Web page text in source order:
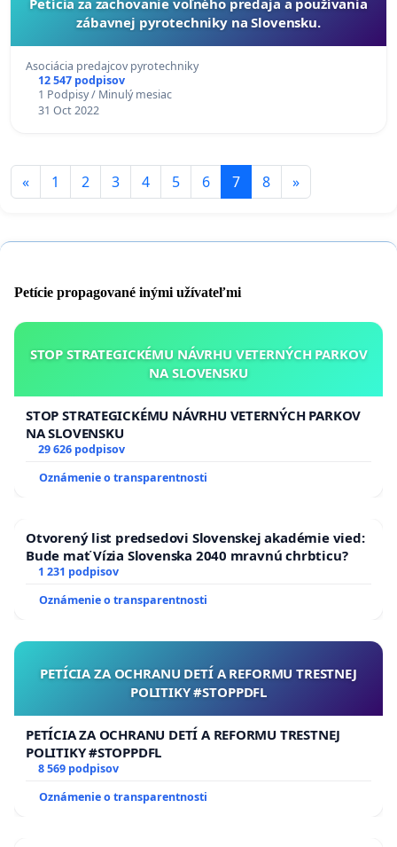
zábavnej pyrotechniky na Slovensku.
Asociácia predajcov pyrotechniky
12 547 podpisov
1 Podpisy / Minulý mesiac
31 Oct 2022
« 1 2 3 4 5 6 7 8 »
Petície propagované inými užívateľmi
STOP STRATEGICKÉMU NÁVRHU VETERNÝCH PARKOV
NA SLOVENSKU
STOP STRATEGICKÉMU NÁVRHU VETERNÝCH PARKOV
NA SLOVENSKU
29 626 podpisov
Oznámenie o transparentnosti
Otvorený list predsedovi Slovenskej akadémie vied:
Bude mať Vízia Slovenska 2040 mravnú chrbticu?
1 231 podpisov
Oznámenie o transparentnosti
PETÍCIA ZA OCHRANU DETÍ A REFORMU TRESTNEJ
POLITIKY #STOPPDFL
PETÍCIA ZA OCHRANU DETÍ A REFORMU TRESTNEJ
POLITIKY #STOPPDFL
8 569 podpisov
Oznámenie o transparentnosti